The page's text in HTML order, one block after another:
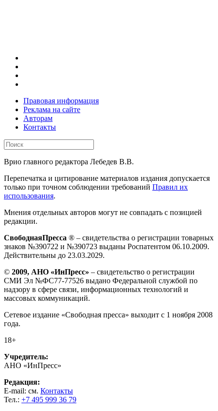
Правовая информация
Реклама на сайте
Авторам
Контакты
Врио главного редактора Лебедев В.В.
Перепечатка и цитирование материалов издания допускается
только при точном соблюдении требований Правил их
использования.
Мнения отдельных авторов могут не совпадать с позицией
редакции.
СвободнаяПресса ® – свидетельства о регистрации товарных
знаков №390722 и №390723 выданы Роспатентом 06.10.2009.
Действительны до 23.03.2029.
© 2009, АНО «ИнПресс» – свидетельство о регистрации
СМИ Эл №ФС77-77526 выдано Федеральной службой по
надзору в сфере связи, информационных технологий и
массовых коммуникаций.
Сетевое издание «Свободная пресса» выходит с 1 ноября 2008
года.
18+
Учредитель:
АНО «ИнПресс»
Редакция:
E-mail: см. Контакты
Тел.: +7 495 999 36 79